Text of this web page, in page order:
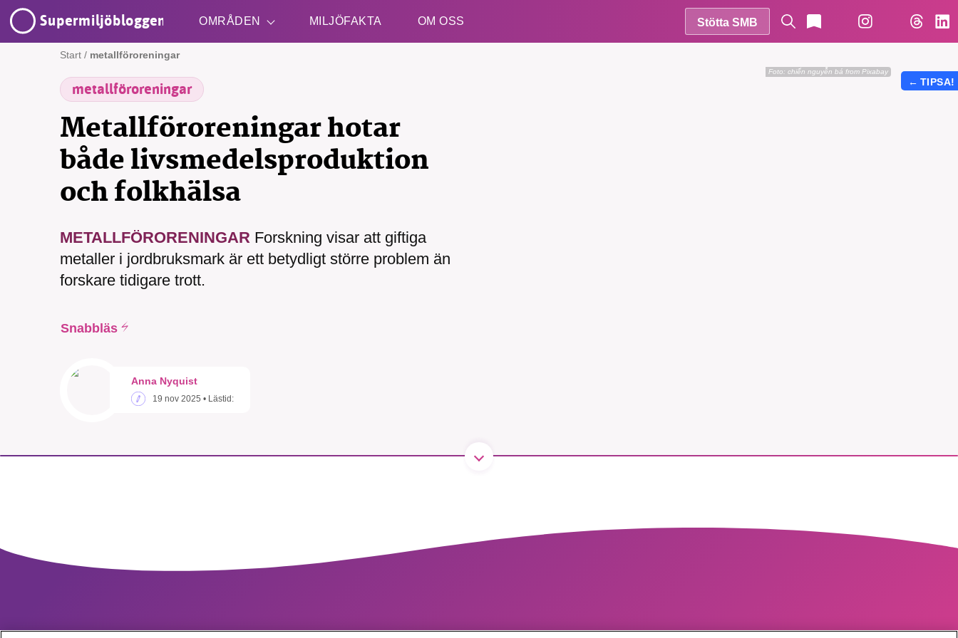
Supermiljöbloggen OMRÅDEN MILJÖFAKTA OM OSS Stötta SMB
Shift + S
Start / metallföroreningar
metallföroreningar
Metallföroreningar hotar
både livsmedelsproduktion
och folkhälsa
METALLFÖRORENINGAR Forskning visar att giftiga
metaller i jordbruksmark är ett betydligt större problem än
forskare tidigare trott.
Snabbläs
Anna Nyquist
19 nov 2025 • Lästid:
Foto: chiến nguyễn bá from Pixabay
← TIPSA!
nyhetsbevakning och granskningar. Nu vill vi utveckla vårt
arbete – och vi hoppas att du vill hjälpa oss.